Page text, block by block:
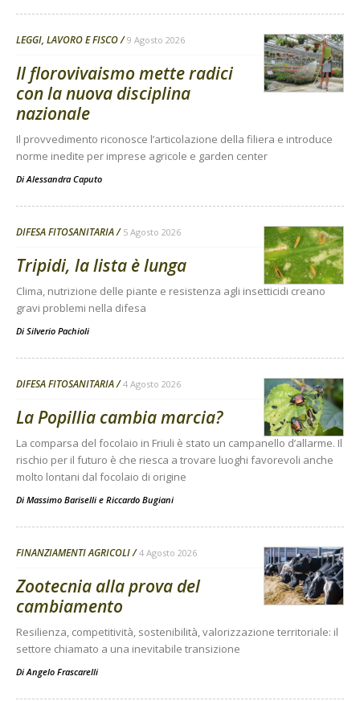
LEGGI, LAVORO E FISCO 9 Agosto 2026
Il florovivaismo mette radici
con la nuova disciplina
nazionale
Il provvedimento riconosce l’articolazione della filiera e introduce
norme inedite per imprese agricole e garden center
DiAlessandra Caputo
DIFESA FITOSANITARIA 5 Agosto 2026
Tripidi, la lista è lunga
Clima, nutrizione delle piante e resistenza agli insetticidi creano
gravi problemi nella difesa
Di Silverio Pachioli
DIFESA FITOSANITARIA 4 Agosto 2026
La Popillia cambia marcia?
La comparsa del focolaio in Friuli è stato un campanello d’allarme. Il
rischio per il futuro è che riesca a trovare luoghi favorevoli anche
molto lontani dal focolaio di origine
Di Massimo Bariselli e Riccardo Bugiani
FINANZIAMENTI AGRICOLI 4 Agosto 2026
Zootecnia alla prova del
cambiamento
Resilienza, competitività, sostenibilità, valorizzazione territoriale: il
settore chiamato a una inevitabile transizione
DiAngelo Frascarelli